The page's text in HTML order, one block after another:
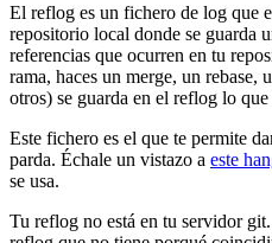
El reflog es un fichero de log que
repositorio local donde se guarda
referencias que ocurren en tu
rama, haces un merge, un
otros) se guarda en el reflog lo que
Este fichero es el que te permite
parda. Échale un vistazo a este
se usa.
Tu reflog no está en tu servidor